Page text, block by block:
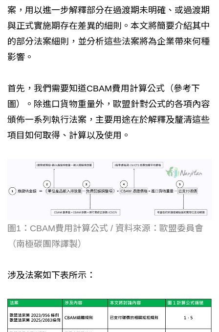
案，用以進一步解釋部分在過渡期未明確、或過渡期
與正式實施期存在差異的細則。本文將簡要介紹其中
的部分法案細則，並分析這些法案將為企業帶來何種
影響。
首先，我們需要知道CBAM費用計算公式（參考下
圖）。除進口貨物重量外，歐盟針對公式的各項內容
頒佈一系列執行法案，主要用途在於解釋及釐清這些
項目如何取得、計算以及使用。
圖1：CBAM費用計算公式 / 資料來源：歐盟委員會
（南極碳團隊譯製）
涉及法案如下表所示：